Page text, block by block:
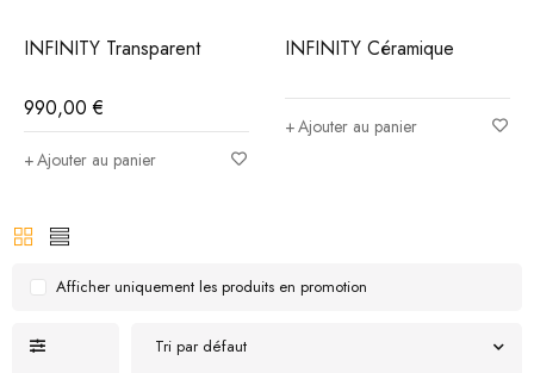
INFINITY Transparent
990,00€
Ajouter au panier
INFINITY Céramique
Ajouter au panier
Tri par défaut
Afficher uniquement les produits en promotion